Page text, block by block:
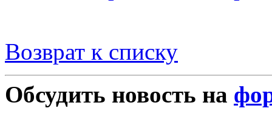
Возврат к списку
Обсудить новость на